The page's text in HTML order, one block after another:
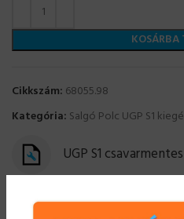
KOSÁRBA
Cikkszám: 68055.98
Kategória: Salgó Polc UGP S1
UGP S1